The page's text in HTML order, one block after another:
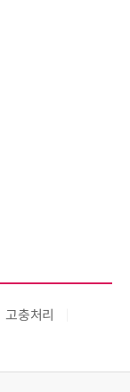
고충처리